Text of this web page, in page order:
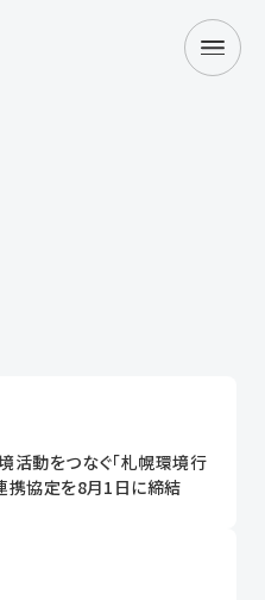
活動をつなぐ「札幌環境行
携協定を8月1日に締結